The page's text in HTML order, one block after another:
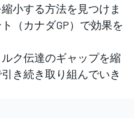
小する方法を見つけま
（カナダGP）で効果を
ク伝達のギャップを縮
き続き取り組んでいき